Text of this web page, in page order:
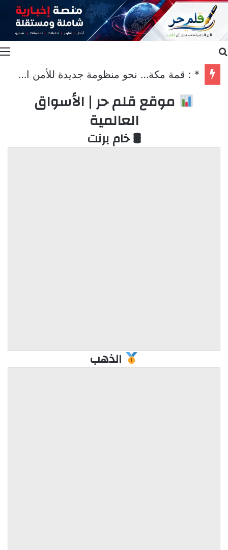
* : قمة مكة… نحو منظومة جديدة للأمن الجماعي*
موقع قلم حر | الأسواق
العالمية
🛢 خام برنت
الذهب